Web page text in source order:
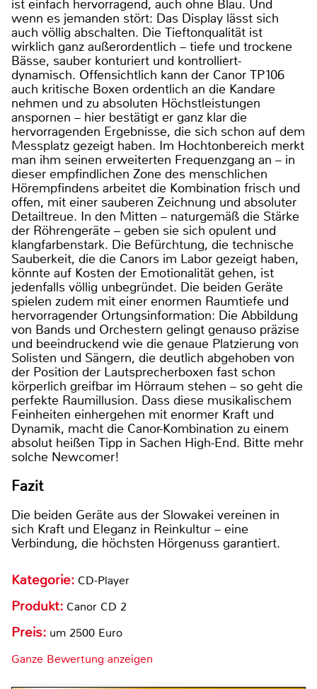
ist einfach hervorragend, auch ohne Blau. Und
wenn es jemanden stört: Das Display lässt sich
auch völlig abschalten. Die Tieftonqualität ist
wirklich ganz außerordentlich – tiefe und trockene
Bässe, sauber konturiert und kontrolliert-
dynamisch. Offensichtlich kann der Canor TP106
auch kritische Boxen ordentlich an die Kandare
nehmen und zu absoluten Höchstleistungen
anspornen – hier bestätigt er ganz klar die
hervorragenden Ergebnisse, die sich schon auf dem
Messplatz gezeigt haben. Im Hochtonbereich merkt
man ihm seinen erweiterten Frequenzgang an – in
dieser empfindlichen Zone des menschlichen
Hörempfindens arbeitet die Kombination frisch und
offen, mit einer sauberen Zeichnung und absoluter
Detailtreue. In den Mitten – naturgemäß die Stärke
der Röhrengeräte – geben sie sich opulent und
klangfarbenstark. Die Befürchtung, die technische
Sauberkeit, die die Canors im Labor gezeigt haben,
könnte auf Kosten der Emotionalität gehen, ist
jedenfalls völlig unbegründet. Die beiden Geräte
spielen zudem mit einer enormen Raumtiefe und
hervorragender Ortungsinformation: Die Abbildung
von Bands und Orchestern gelingt genauso präzise
und beeindruckend wie die genaue Platzierung von
Solisten und Sängern, die deutlich abgehoben von
der Position der Lautsprecherboxen fast schon
körperlich greifbar im Hörraum stehen – so geht die
perfekte Raumillusion. Dass diese musikalischem
Feinheiten einhergehen mit enormer Kraft und
Dynamik, macht die Canor-Kombination zu einem
absolut heißen Tipp in Sachen High-End. Bitte mehr
solche Newcomer!
Fazit
Die beiden Geräte aus der Slowakei vereinen in
sich Kraft und Eleganz in Reinkultur – eine
Verbindung, die höchsten Hörgenuss garantiert.
Kategorie: CD-Player
Produkt: Canor CD 2
Preis: um 2500 Euro
Ganze Bewertung anzeigen